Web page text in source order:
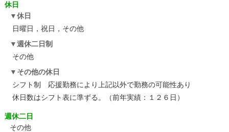
休日
休日
日曜日，祝日，その他
週休二日制
その他
その他の休日
シフト制 応援勤務により上記以外で勤務の可能性あり
休日数はシフト表に準ずる。（前年実績：１２６日）
週休二日
その他